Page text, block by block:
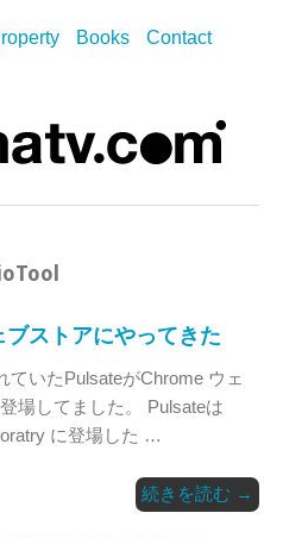
Books
Contact
ストアにやってきた
ていたPulsateがChrome ウェ
場してました。 Pulsateは
に登場した …
続きを読む →